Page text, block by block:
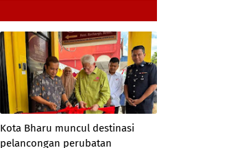
Kota Bharu muncul destinasi
pelancongan perubatan